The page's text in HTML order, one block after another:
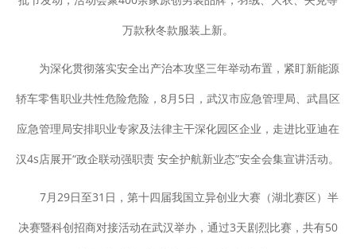
万款秋冬款服装上新。
为深化贯彻落实安全出产治本攻坚三年举动布置，紧盯新能源
轿车零售职业共性危险危险，8月5日，武汉市应急管理局、武昌区
应急管理局安排职业专家及法律主干深化园区企业，走进比亚迪在
汉4s店展开“政企联动强职责 安全护航新业态”安全会集宣讲活动。
7月29日至31日，第十四届我国立异创业大赛（湖北赛区）半
决赛暨科创招商对接活动在武汉举办，通过3天剧烈比赛，共有50